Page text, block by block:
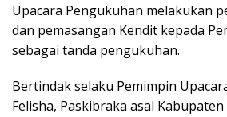
Upacara Pengukuhan melakukan
dan pemasangan Kendit kepada
sebagai tanda pengukuhan.
Bertindak selaku Pemimpin
Felisha, Paskibraka asal